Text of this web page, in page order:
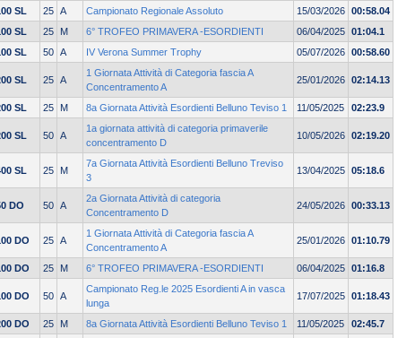
SL
25 A Campionato Regionale Assoluto 15/03/2026 00:58.04
SL
25 M 6° TROFEO PRIMAVERA -ESORDIENTI 06/04/2025 01:04.1
SL
50 A IV Verona Summer Trophy 05/07/2026 00:58.60
SL 25 A
1 Giornata Attività di Categoria fascia A
Concentramento A
25/01/2026 02:14.13
SL 25 M 8a Giornata Attività Esordienti Belluno Teviso 1 11/05/2025 02:23.9
SL 50 A
1a giornata attività di categoria primaverile
concentramento D
10/05/2026 02:19.20
SL 25 M
7a Giornata Attività Esordienti Belluno Treviso
3
13/04/2025 05:18.6
DO 50 A
2a Giornata Attività di categoria
Concentramento D
24/05/2026 00:33.13
DO 25 A
1 Giornata Attività di Categoria fascia A
Concentramento A
25/01/2026 01:10.79
DO 25 M 6° TROFEO PRIMAVERA -ESORDIENTI 06/04/2025 01:16.8
DO 50 A
Campionato Reg.le 2025 Esordienti A in vasca
lunga
17/07/2025 01:18.43
DO 25 M 8a Giornata Attività Esordienti Belluno Teviso 1 11/05/2025 02:45.7